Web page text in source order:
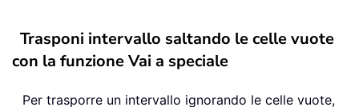
Trasponi intervallo saltando le celle vuote
con la funzione Vai a speciale
Per trasporre un intervallo ignorando le celle vuote,